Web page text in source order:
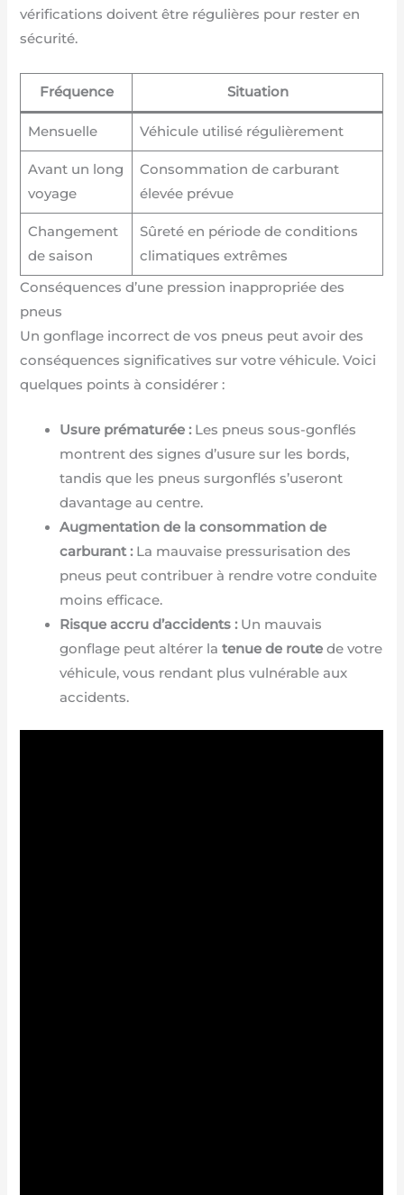
vérifications doivent être régulières pour rester en
sécurité.
Fréquence Situation
Mensuelle Véhicule utilisé régulièrement
Avant un long
voyage
Consommation de carburant
élevée prévue
Changement
de saison
Sûreté en période de conditions
climatiques extrêmes
Conséquences d’une pression inappropriée des
pneus
Un gonflage incorrect de vos pneus peut avoir des
conséquences significatives sur votre véhicule. Voici
quelques points à considérer :
Usure prématurée :Les pneus sous-gonflés
montrent des signes d’usure sur les bords,
tandis que les pneus surgonflés s’useront
davantage au centre.
Augmentation de la consommation de
carburant :La mauvaise pressurisation des
pneus peut contribuer à rendre votre conduite
moins efficace.
Risque accru d’accidents :Un mauvais
gonflage peut altérer latenue de route de votre
véhicule, vous rendant plus vulnérable aux
accidents.